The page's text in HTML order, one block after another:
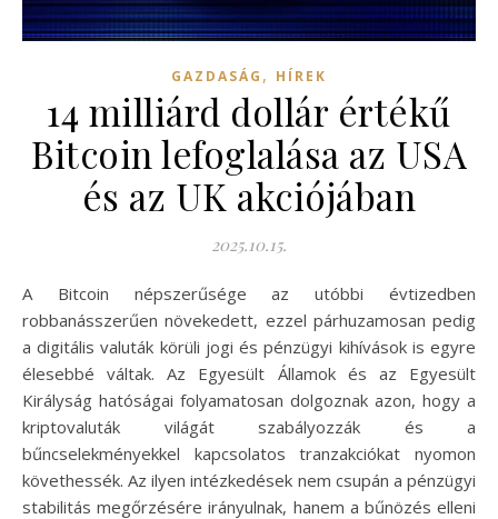
GAZDASÁG , HÍREK
14 milliárd dollár értékű
Bitcoin lefoglalása az USA
és az UK akciójában
2025.10.15.
A Bitcoin népszerűsége az utóbbi évtizedben
robbanásszerűen növekedett, ezzel párhuzamosan pedig
a digitális valuták körüli jogi és pénzügyi kihívások is egyre
élesebbé váltak. Az Egyesült Államok és az Egyesült
Királyság hatóságai folyamatosan dolgoznak azon, hogy a
kriptovaluták világát szabályozzák és a
bűncselekményekkel kapcsolatos tranzakciókat nyomon
követhessék. Az ilyen intézkedések nem csupán a pénzügyi
stabilitás megőrzésére irányulnak, hanem a bűnözés elleni